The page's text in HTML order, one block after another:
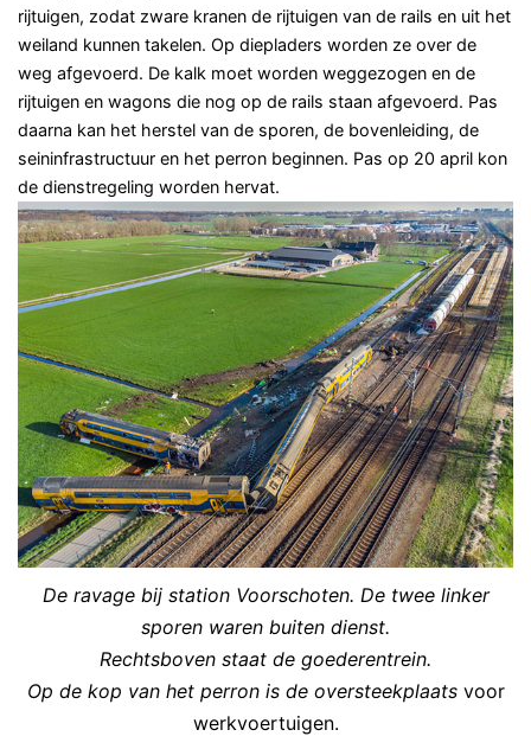
rijtuigen, zodat zware kranen de rijtuigen van de rails en uit het
weiland kunnen takelen. Op diepladers worden ze over de
weg afgevoerd. De kalk moet worden weggezogen en de
rijtuigen en wagons die nog op de rails staan afgevoerd. Pas
daarna kan het herstel van de sporen, de bovenleiding, de
seininfrastructuur en het perron beginnen. Pas op 20 april kon
de dienstregeling worden hervat.
De ravage bij station Voorschoten. De twee linker
sporen waren buiten dienst.
Rechtsboven staat de goederentrein.
Op de kop van het perron is de oversteekplaatsvoor
werkvoertuigen.